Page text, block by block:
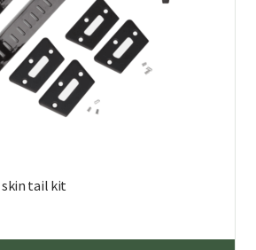
skin tail kit